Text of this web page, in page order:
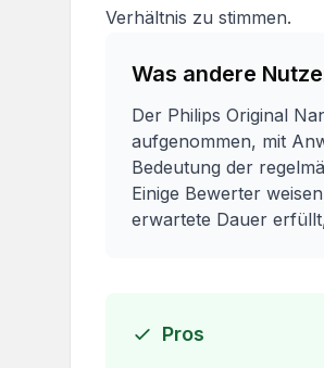
Verhältnis zu stimmen.
Was andere
Der Philips Original
aufgenommen, mit
Bedeutung der
Einige Bewerter
erwartete Dauer
Pros